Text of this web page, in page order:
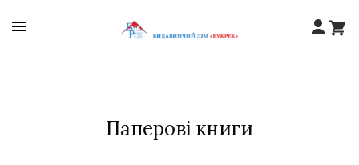
Паперові книги